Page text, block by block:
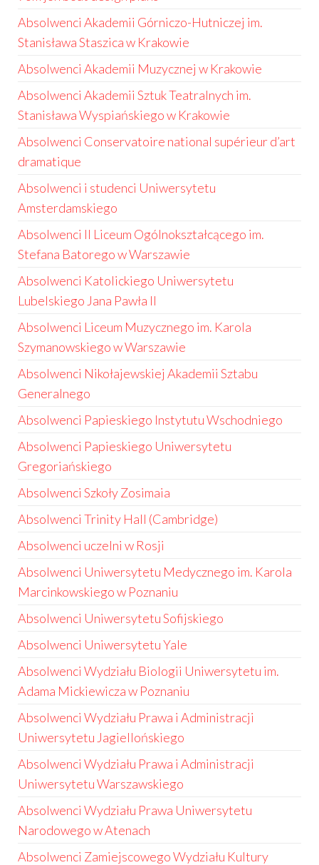
Absolwenci Akademii Górniczo-Hutniczej im.
Stanisława Staszica w Krakowie
Absolwenci Akademii Muzycznej w Krakowie
Absolwenci Akademii Sztuk Teatralnych im.
Stanisława Wyspiańskiego w Krakowie
Absolwenci Conservatoire national supérieur d’art
dramatique
Absolwenci i studenci Uniwersytetu
Amsterdamskiego
Absolwenci II Liceum Ogólnokształcącego im.
Stefana Batorego w Warszawie
Absolwenci Katolickiego Uniwersytetu
Lubelskiego Jana Pawła II
Absolwenci Liceum Muzycznego im. Karola
Szymanowskiego w Warszawie
Absolwenci Nikołajewskiej Akademii Sztabu
Generalnego
Absolwenci Papieskiego Instytutu Wschodniego
Absolwenci Papieskiego Uniwersytetu
Gregoriańskiego
Absolwenci Szkoły Zosimaia
Absolwenci Trinity Hall (Cambridge)
Absolwenci uczelni w Rosji
Absolwenci Uniwersytetu Medycznego im. Karola
Marcinkowskiego w Poznaniu
Absolwenci Uniwersytetu Sofijskiego
Absolwenci Uniwersytetu Yale
Absolwenci Wydziału Biologii Uniwersytetu im.
Adama Mickiewicza w Poznaniu
Absolwenci Wydziału Prawa i Administracji
Uniwersytetu Jagiellońskiego
Absolwenci Wydziału Prawa i Administracji
Uniwersytetu Warszawskiego
Absolwenci Wydziału Prawa Uniwersytetu
Narodowego w Atenach
Absolwenci Zamiejscowego Wydziału Kultury